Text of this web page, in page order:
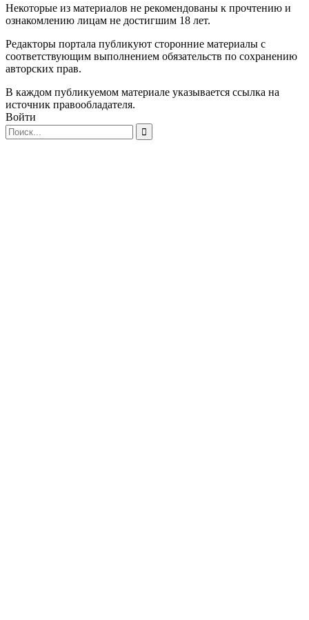
Некоторые из материалов не рекомендованы к прочтению и
ознакомлению лицам не достигшим 18 лет.
Редакторы портала публикуют сторонние материалы с
соответствующим выполнением обязательств по сохранению
авторских прав.
В каждом публикуемом материале указывается ссылка на
источник правообладателя.
Войти